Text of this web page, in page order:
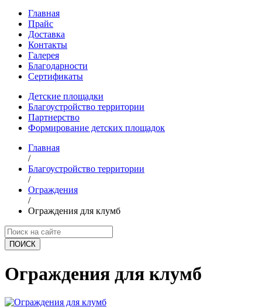
Главная
Прайс
Доставка
Контакты
Галерея
Благодарности
Сертификаты
Детские площадки
Благоустройство территории
Партнерство
Формирование детских площадок
Главная
/
Благоустройство территории
/
Ограждения
/
Ограждения для клумб
ПОИCК
Ограждения для клумб